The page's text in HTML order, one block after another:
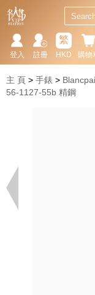
購物
繁
HKD
註冊
登入
主 頁 手錶
56-1127-55b 精鋼